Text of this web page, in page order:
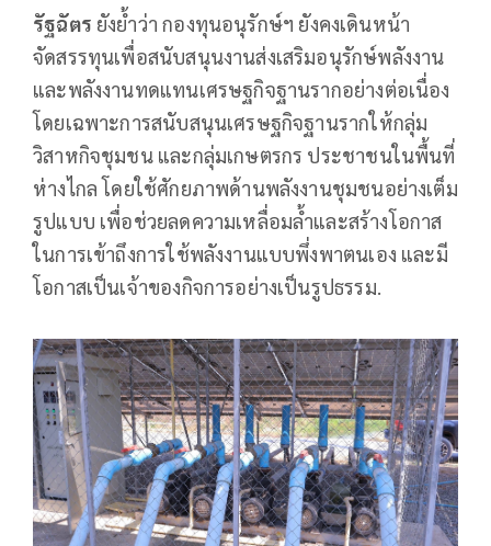
รัฐฉัตร ยังย้ำว่า กองทุนอนุรักษ์ฯ ยังคงเดินหน้า
จัดสรรทุนเพื่อสนับสนุนงานส่งเสริมอนุรักษ์พลังงาน
และพลังงานทดแทนเศรษฐกิจฐานรากอย่างต่อเนื่อง
โดยเฉพาะการสนับสนุนเศรษฐกิจฐานรากให้กลุ่ม
วิสาหกิจชุมชน และกลุ่มเกษตรกร ประชาชนในพื้นที่
ห่างไกล โดยใช้ศักยภาพด้านพลังงานชุมชนอย่างเต็ม
รูปแบบ เพื่อช่วยลดความเหลื่อมล้ำและสร้างโอกาส
ในการเข้าถึงการใช้พลังงานแบบพึ่งพาตนเอง และมี
โอกาสเป็นเจ้าของกิจการอย่างเป็นรูปธรรม.